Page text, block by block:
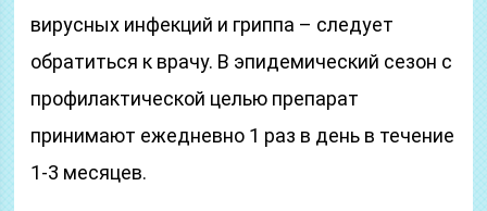
вирусных инфекций и гриппа – следует
обратиться к врачу. В эпидемический сезон с
профилактической целью препарат
принимают ежедневно 1 раз в день в течение
1-3 месяцев.